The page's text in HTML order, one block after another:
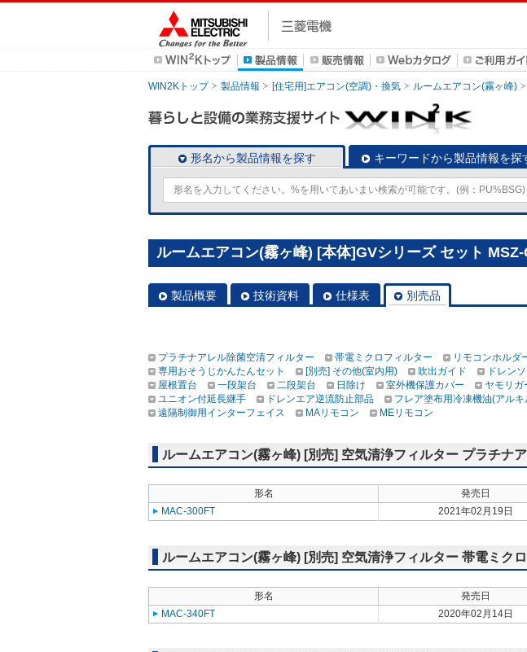
WIN2Kトップ 製品情報 [住宅用]エアコン(空調)・換気 ルームエアコン(霧ヶ峰)
形名から製品情報を探す キーワードから製品情報を探
ルームエアコン(霧ヶ峰) [本体]GVシリーズ セット
製品概要 技術資料 仕様表 別売品
プラチナアレル除菌空清フィルター
帯電ミクロフィルター リモコンホルダ
専用おそうじかんたんセット
[別売] その他(室内用) 吹出ガイド ドレン
屋根置台
一段架台 二段架台 日除け 室外機保護カバー ヤモリガ
ユニオン付延長継手
ドレンエア逆流防止部品 フレア塗布用冷凍機油(アル
遠隔制御用インターフェイス
MAリモコン MEリモコン
ルームエアコン(霧ヶ峰) [別売] 空気清浄フィルター プラチナ
形名 発売日
MAC-300FT
2021年02月19日
ルームエアコン(霧ヶ峰) [別売] 空気清浄フィルター 帯電ミク
形名 発売日
MAC-340FT
2020年02月14日